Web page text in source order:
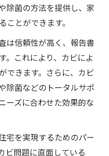
除菌の方法を提供し、家
ことができます。
は信頼性が高く、報告書
。これにより、カビによ
できます。さらに、カビ
除菌などのトータルサポ
ーズに合わせた効果的な
宅を実現するためのパー
ビ問題に直面している